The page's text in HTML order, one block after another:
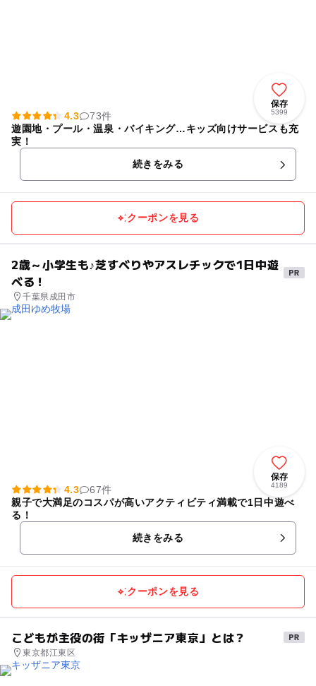
保存
5399
4.3
73件
遊園地・プール・温泉・バイキング…キッズ向けサービスも充
実！
続きをみる
クーポンを見る
2歳～小学生も♪芝すべりやアスレチックで1日中遊
べる！
千葉県成田市
保存
4189
4.3
67件
親子で大満足のコスパが高いアクティビティ満載で1日中遊べ
る！
続きをみる
クーポンを見る
こどもが主役の街「キッザニア東京」とは？
東京都江東区